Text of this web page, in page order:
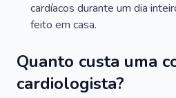
cardíacos durante um dia
feito em casa.
Quanto custa uma
cardiologista?